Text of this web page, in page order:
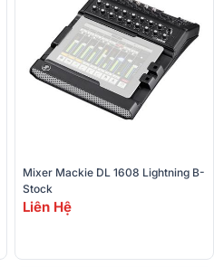
Mixer Mackie DL 1608 Lightning B-
Stock
Liên Hệ